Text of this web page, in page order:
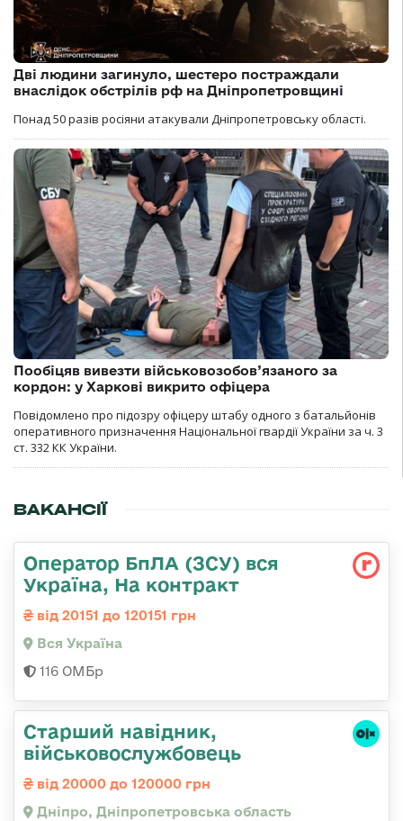
Дві людини загинуло, шестеро постраждали
внаслідок обстрілів рф на Дніпропетровщині
Понад 50 разів росіяни атакували Дніпропетровську області.
Пообіцяв вивезти військовозобов’язаного за
кордон: у Харкові викрито офіцера
Повідомлено про підозру офіцеру штабу одного з батальйонів
оперативного призначення Національної гвардії України за ч. 3
ст. 332 КК України.
ВАКАНСІЇ
Оператор БпЛА (ЗСУ) вся
Україна, На контракт
від 20151 до 120151 грн
Вся Україна
116 ОМБр
Старший навідник,
військовослужбовець
від 20000 до 120000 грн
Дніпро, Дніпропетровська область